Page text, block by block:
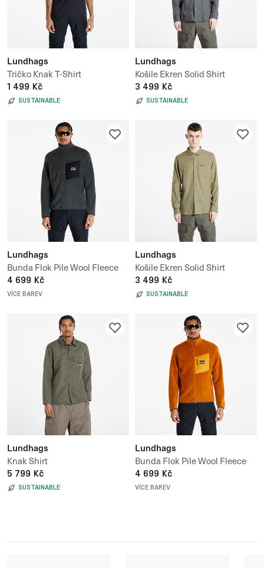
Lundhags
Tričko Knak T-Shirt
1 499 Kč
SUSTAINABLE
Lundhags
Košile Ekren Solid Shirt
3 499 Kč
SUSTAINABLE
Lundhags
Bunda Flok Pile Wool Fleece
Jacket
4 699 Kč
VÍCE BAREV
Lundhags
Košile Ekren Solid Shirt
3 499 Kč
SUSTAINABLE
Lundhags
Knak Shirt
5 799 Kč
SUSTAINABLE
Lundhags
Bunda Flok Pile Wool Fleece
Jacket
4 699 Kč
VÍCE BAREV